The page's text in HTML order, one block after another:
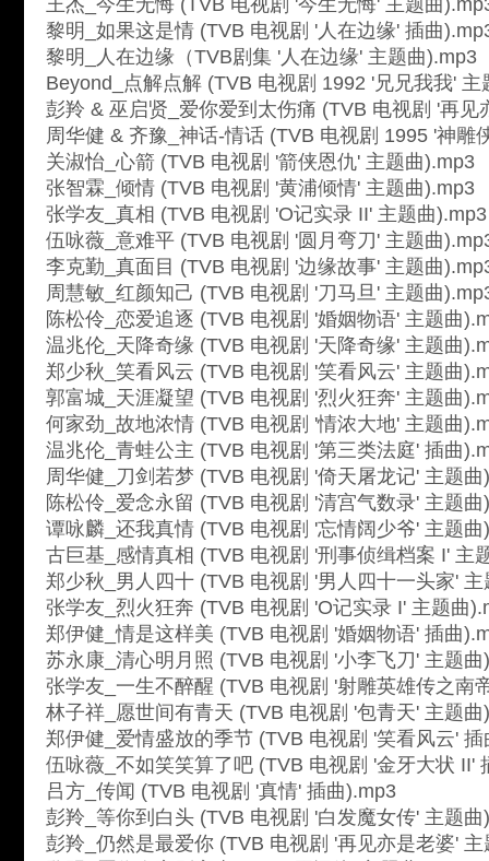
王杰_今生无悔 (TVB 电视剧 '今生无悔' 主题曲
黎明_如果这是情 (TVB 电视剧 '人在边缘' 插曲
黎明_人在边缘（TVB剧集 '人在边缘' 主题曲).mp3
Beyond_点解点解 (TVB 电视剧 1992 '兄兄我我' 主
彭羚 & 巫启贤_爱你爱到太伤痛 (TVB 电视剧 '再见
周华健 & 齐豫_神话-情话 (TVB 电视剧 1995 '神雕
关淑怡_心箭 (TVB 电视剧 '箭侠恩仇' 主题曲).mp3
张智霖_倾情 (TVB 电视剧 '黄浦倾情' 主题曲).mp3
张学友_真相 (TVB 电视剧 'O记实录 II' 主题曲).mp3
伍咏薇_意难平 (TVB 电视剧 '圆月弯刀' 主题曲
李克勤_真面目 (TVB 电视剧 '边缘故事' 主题曲
周慧敏_红颜知己 (TVB 电视剧 '刀马旦' 主题曲
陈松伶_恋爱追逐 (TVB 电视剧 '婚姻物语' 主题曲
温兆伦_天降奇缘 (TVB 电视剧 '天降奇缘' 主题曲
郑少秋_笑看风云 (TVB 电视剧 '笑看风云' 主题曲
郭富城_天涯凝望 (TVB 电视剧 '烈火狂奔' 主题曲
何家劲_故地浓情 (TVB 电视剧 '情浓大地' 主题曲
温兆伦_青蛙公主 (TVB 电视剧 '第三类法庭' 插曲
周华健_刀剑若梦 (TVB 电视剧 '倚天屠龙记' 主题曲
陈松伶_爱念永留 (TVB 电视剧 '清宫气数录' 主题曲
谭咏麟_还我真情 (TVB 电视剧 '忘情阔少爷' 主题曲
古巨基_感情真相 (TVB 电视剧 '刑事侦缉档案 I' 主
郑少秋_男人四十 (TVB 电视剧 '男人四十一头家'
张学友_烈火狂奔 (TVB 电视剧 'O记实录 I' 主题曲
郑伊健_情是这样美 (TVB 电视剧 '婚姻物语' 插曲
苏永康_清心明月照 (TVB 电视剧 '小李飞刀' 主题曲
张学友_一生不醉醒 (TVB 电视剧 '射雕英雄传之南
林子祥_愿世间有青天 (TVB 电视剧 '包青天' 主题曲
郑伊健_爱情盛放的季节 (TVB 电视剧 '笑看风云' 插
伍咏薇_不如笑笑算了吧 (TVB 电视剧 '金牙大状 II'
吕方_传闻 (TVB 电视剧 '真情' 插曲).mp3
彭羚_等你到白头 (TVB 电视剧 '白发魔女传' 主题曲
彭羚_仍然是最爱你 (TVB 电视剧 '再见亦是老婆'